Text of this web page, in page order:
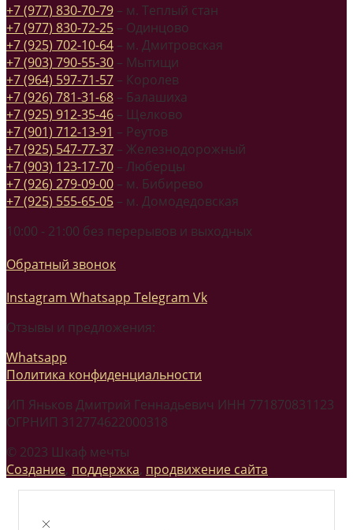
+7 (977) 830-70-79 – м. Теплый стан
+7 (977) 830-72-25 – Одинцово
+7 (925) 702-10-64 – м. Дмитровская
+7 (903) 790-55-30 – Мытищи
+7 (964) 597-71-57 – Королев
+7 (926) 781-31-68 – Балашиха
+7 (925) 912-35-46 – Щелково
+7 (901) 712-13-91 – Реутов
+7 (925) 547-77-37 – Железнодорожный
+7 (903) 123-17-70 – Люберцы
+7 (926) 279-09-00 – м. Бибирево
+7 (925) 555-65-05 – м. Домодедовская
10:00 - 21:00 без перерывов и выходных
Обратный звонок
Instagram Whatsapp Telegram Vk
Отзывы и предложения:
Whatsapp
Политика конфиденциальности
ИП Яньков Дмитрий Геннадьевич ИНН 771870831123
ОГРНИП 312774622000318
© 2023 Шкаф мечты
Создание, поддержка, продвижение сайта